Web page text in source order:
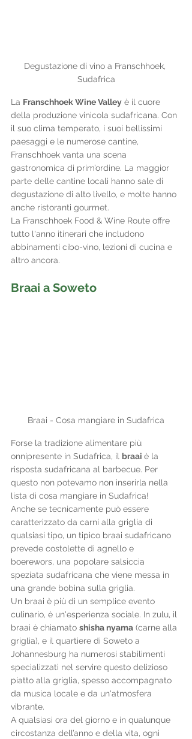
Degustazione di vino a Franschhoek,
Sudafrica
La Franschhoek Wine Valley è il cuore
della produzione vinicola sudafricana. Con
il suo clima temperato, i suoi bellissimi
paesaggi e le numerose cantine,
Franschhoek vanta una scena
gastronomica di prim’ordine. La maggior
parte delle cantine locali hanno sale di
degustazione di alto livello, e molte hanno
anche ristoranti gourmet.
La Franschhoek Food & Wine Route offre
tutto l'anno itinerari che includono
abbinamenti cibo-vino, lezioni di cucina e
altro ancora.
Braai a Soweto
Braai - Cosa mangiare in Sudafrica
Forse la tradizione alimentare più
onnipresente in Sudafrica, il braai è la
risposta sudafricana al barbecue. Per
questo non potevamo non inserirla nella
lista di cosa mangiare in Sudafrica!
Anche se tecnicamente può essere
caratterizzato da carni alla griglia di
qualsiasi tipo, un tipico braai sudafricano
prevede costolette di agnello e
boerewors, una popolare salsiccia
speziata sudafricana che viene messa in
una grande bobina sulla griglia.
Un braai è più di un semplice evento
culinario, è un'esperienza sociale. In zulu, il
braai è chiamato shisha nyama (carne alla
griglia), e il quartiere di Soweto a
Johannesburg ha numerosi stabilimenti
specializzati nel servire questo delizioso
piatto alla griglia, spesso accompagnato
da musica locale e da un'atmosfera
vibrante.
A qualsiasi ora del giorno e in qualunque
circostanza dell’anno e della vita, ogni